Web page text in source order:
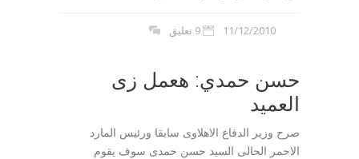
11/12/2010 9 تعليق
حسن حمدي: هعمل زى
العميد
صرح وزير الدفاع الاهلاوى سابقا ورئيس المارد
الاحمر الحالى السيد حسن حمدى سوف يقوم